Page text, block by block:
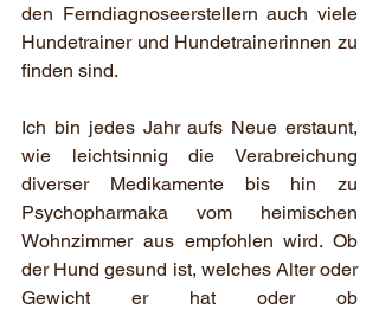
den Ferndiagnoseerstellern auch viele
Hundetrainer und Hundetrainerinnen zu
finden sind.
Ich bin jedes Jahr aufs Neue erstaunt,
wie leichtsinnig die Verabreichung
diverser Medikamente bis hin zu
Psychopharmaka vom heimischen
Wohnzimmer aus empfohlen wird. Ob
der Hund gesund ist, welches Alter oder
Gewicht er hat oder ob